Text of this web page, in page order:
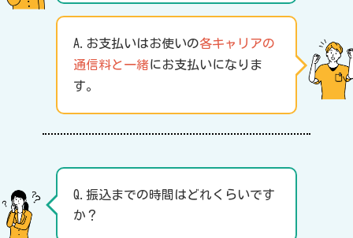
A.お支払いはお使いの各キャリアの
通信料と一緒にお支払いになりま
す。
Q.振込までの時間はどれくらいです
か？